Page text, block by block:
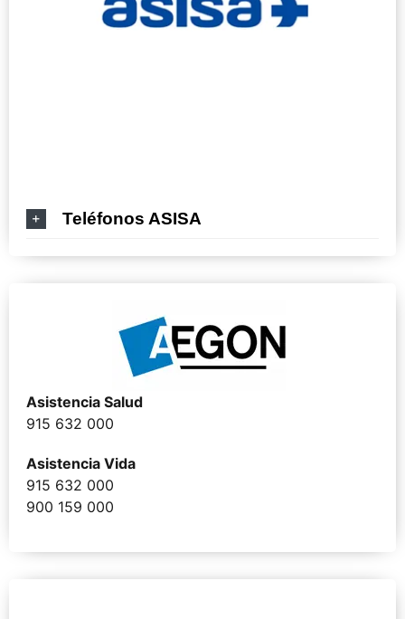
Teléfonos ASISA
Asistencia Salud
915 632 000
Asistencia Vida
915 632 000
900 159 000